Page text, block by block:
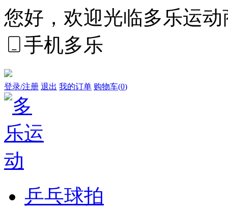
您好，欢迎光临多乐运动
手机多乐
登录/注册 退出 我的订单 购物车(0)
乒乓球拍